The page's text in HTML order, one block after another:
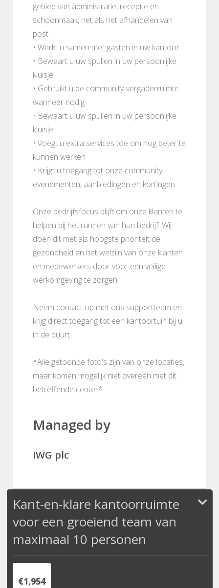
gebied van administratie, receptie en
schoonmaak, net als het afhandelen van
post
• Werkt u samen met gasten in uw kantoor
• Bewaart u uw spullen in uw persoonlijke
kluisje
• Gebruikt u de community-vergaderruimte
wanneer nodig
• Bewaart u uw spullen in uw persoonlijke
kluisje
• Voegt u extra services toe om nog beter te
kunnen werken
• Krijgt u toegang tot onze community-
evenementen, aanbiedingen en kortingen
Onze bedrijfsfocus blijft om onze klanten te
helpen bij het runnen van hun bedrijf. Wij
doen dit met als hoogste prioriteit de
gezondheid en het welzijn van onze klanten
en medewerkers door voor een veilige
werkomgeving te zorgen.
Neem contact op met ons supportteam en
krijg direct toegang tot een kantoortuin bij u
in de buurt.
*Alle getoonde foto's zijn van onze locaties,
maar komen mogelijk niet overeen met dit
betreffende center*
Managed by
IWG plc
Kant-en-klare kantoorruimte
voor een groeiend team van
maximaal 10 personen
€1,954